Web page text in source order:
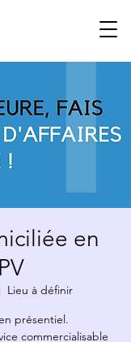
en
Lieu à définir
présentiel.
commercialisable